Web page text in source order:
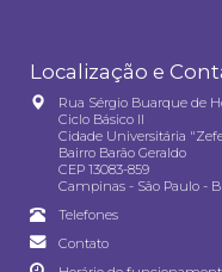
Localização e
Rua Sérgio Buarque de
Ciclo Básico II
Cidade Universitária
Bairro Barão Geraldo
CEP 13083-859
Campinas - São Paulo -
Telefones
Contato